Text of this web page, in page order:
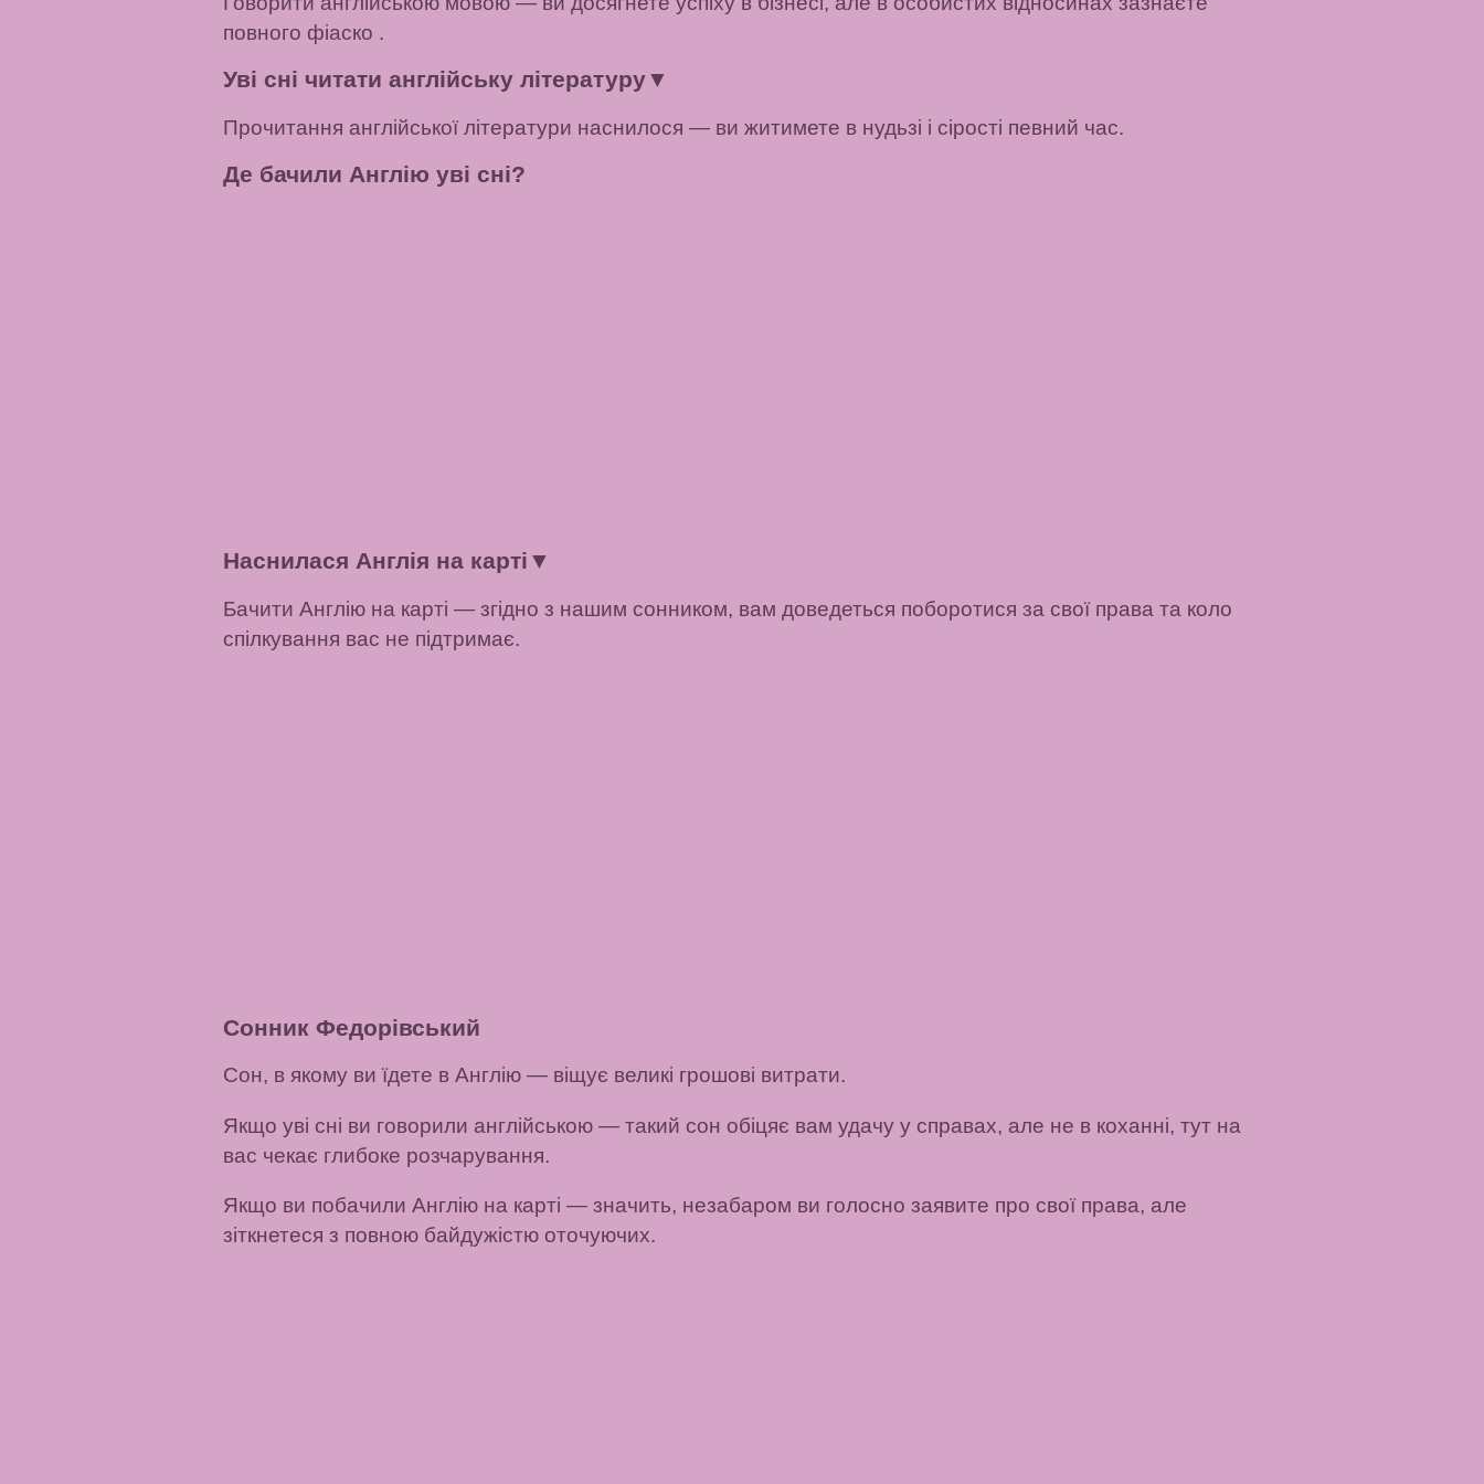
повного фіаско .
Уві сні читати англійську літературу▼
Прочитання англійської літератури наснилося — ви житимете в нудьзі і сірості певний час.
Де бачили Англію уві сні?
Наснилася Англія на карті ▼
Бачити Англію на карті — згідно з нашим сонником, вам доведеться поборотися за свої права та коло
спілкування вас не підтримає.
Сонник Федорівський
Сон, в якому ви їдете в Англію— віщує великі грошові витрати.
Якщо уві сні ви говорили англійською— такий сон обіцяє вам удачу у справах, але не в коханні, тут на
вас чекає глибоке розчарування.
Якщо ви побачили Англію на карті — значить, незабаром ви голосно заявите про свої права, але
зіткнетеся з повною байдужістю оточуючих.